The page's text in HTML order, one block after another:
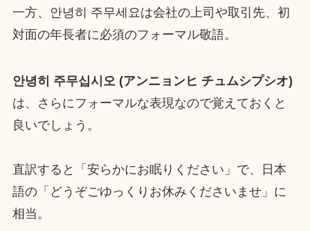
一方、안녕히 주무세요は会社の上司や取引先、初
対面の年長者に必須のフォーマル敬語。
안녕히 주무십시오 (アンニョンヒ チュムシプシオ)
は、さらにフォーマルな表現なので覚えておくと
良いでしょう。
直訳すると「安らかにお眠りください」で、日本
語の「どうぞごゆっくりお休みくださいませ」に
相当。